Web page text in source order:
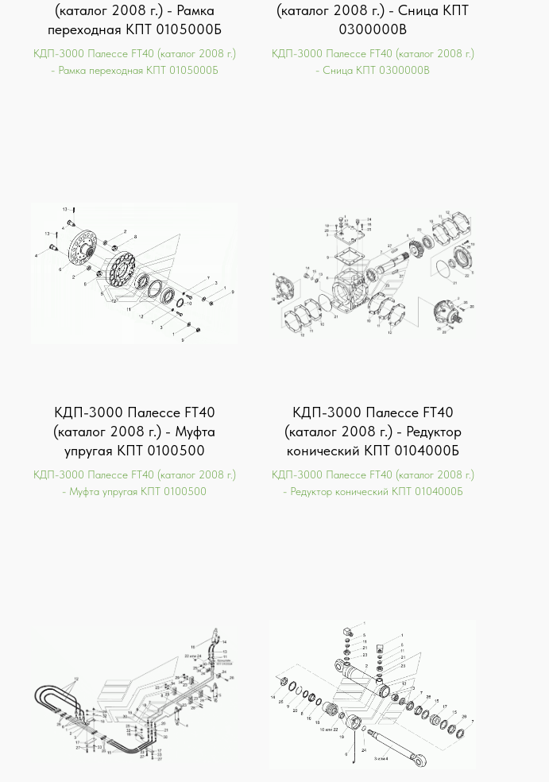
(каталог 2008 г.) - Рамка
переходная КПТ 0105000Б
КДП-3000 Палессе FT40 (каталог 2008 г.)
- Рамка переходная КПТ 0105000Б
(каталог 2008 г.) - Сница КПТ
0300000В
КДП-3000 Палессе FT40 (каталог 2008 г.)
- Сница КПТ 0300000В
КДП-3000 Палессе FT40
(каталог 2008 г.) - Муфта
упругая КПТ 0100500
КДП-3000 Палессе FT40 (каталог 2008 г.)
- Муфта упругая КПТ 0100500
КДП-3000 Палессе FT40
(каталог 2008 г.) - Редуктор
конический КПТ 0104000Б
КДП-3000 Палессе FT40 (каталог 2008 г.)
- Редуктор конический КПТ 0104000Б